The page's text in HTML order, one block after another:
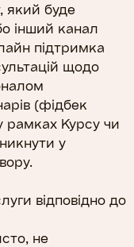
який буде
інший канал
підтримка
щодо
(фідбек
рамках Курсу чи
у
відповідно до
не